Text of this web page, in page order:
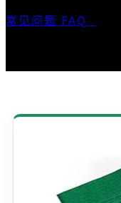
常见问题 FAQ